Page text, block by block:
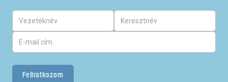
Feliratkozom